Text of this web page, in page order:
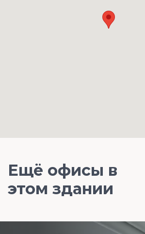
Ещё офисы в
этом здании